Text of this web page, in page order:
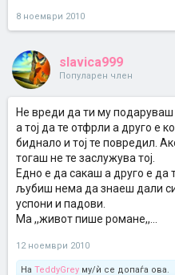
8 ноември 2010
slavica999
Популарен член
Не вреди да ти му
а тој да те отфрли а друго е
биднало и тој те повредил.
тогаш не те заслужува тој.
Едно е да сакаш а друго е да
љубиш нема да знаеш дали
успони и падови.
Ма ,,живот пише романе,,...
12 ноември 2010
На TeddyGrey му/ѝ се допаѓа ова.